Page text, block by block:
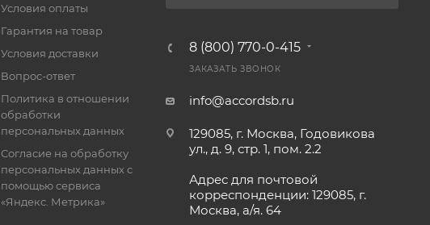
Условия оплаты
Гарантия на товар
Условия доставки
Вопрос-ответ
Политика в отношении
обработки
персональных данных
Согласие на обработку
персональных данных с
помощью сервиса
«Яндекс. Метрика»
8 (800) 770-0-415
ЗАКАЗАТЬ ЗВОНОК
info@accordsb.ru
129085, г. Москва, Годовикова
ул., д. 9, стр. 1, пом. 2.2
Адрес для почтовой
корреспонденции: 129085, г.
Москва, а/я. 64